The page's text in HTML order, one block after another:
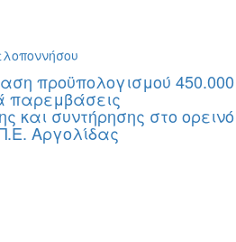
προϋπολογισμού 450.000
παρεμβάσεις
και συντήρησης στο ορεινό
Π.Ε. Αργολίδας